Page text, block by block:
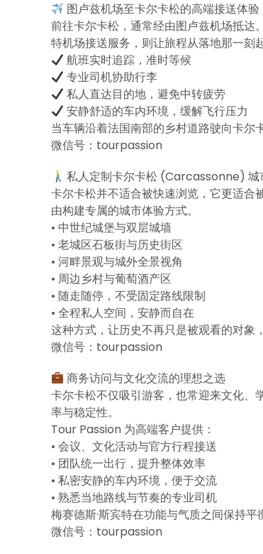
图卢兹机场至卡尔卡松的高端接送体验
前往卡尔卡松，通常经由图卢兹机场抵
特机场接送服务，则让旅程从落地那一刻
航班实时追踪，准时等候
专业司机协助行李
私人直达目的地，避免中转疲劳
安静舒适的车内环境，缓解飞行压力
当车辆沿着法国南部的乡村道路驶向卡尔
微信号：tourpassion
私人定制卡尔卡松 (Carcassonne) 城
卡尔卡松并不适合被快速浏览，它更适
由构建专属的城市体验方式。
• 中世纪城堡与双层城墙
• 老城区石板街与历史街区
• 河畔景观与城外全景视角
• 周边乡村与葡萄酒产区
• 随走随停，不受固定路线限制
• 全程私人空间，安静而自在
这种方式，让历史不再只是被观看的对象
微信号：tourpassion
商务访问与文化交流的理想之选
卡尔卡松不仅吸引游客，也常迎来文化、
率与稳定性。
Tour Passion 为高端客户提供：
• 会议、文化活动与官方行程接送
• 团队统一出行，提升整体效率
• 私密安静的车内环境，便于交流
• 熟悉当地路线与节奏的专业司机
梅赛德斯·斯宾特在功能与气质之间保持平
微信号：tourpassion